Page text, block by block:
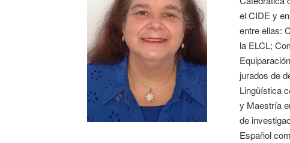
el CIDE y
entre ellas:
la ELCL;
jurados de
Lingüística
y Maestría
de
Español